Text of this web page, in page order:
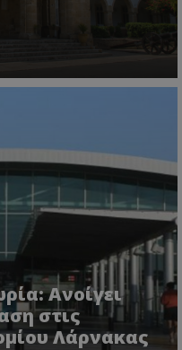
Ανοίγει
στις
Λάρνακας